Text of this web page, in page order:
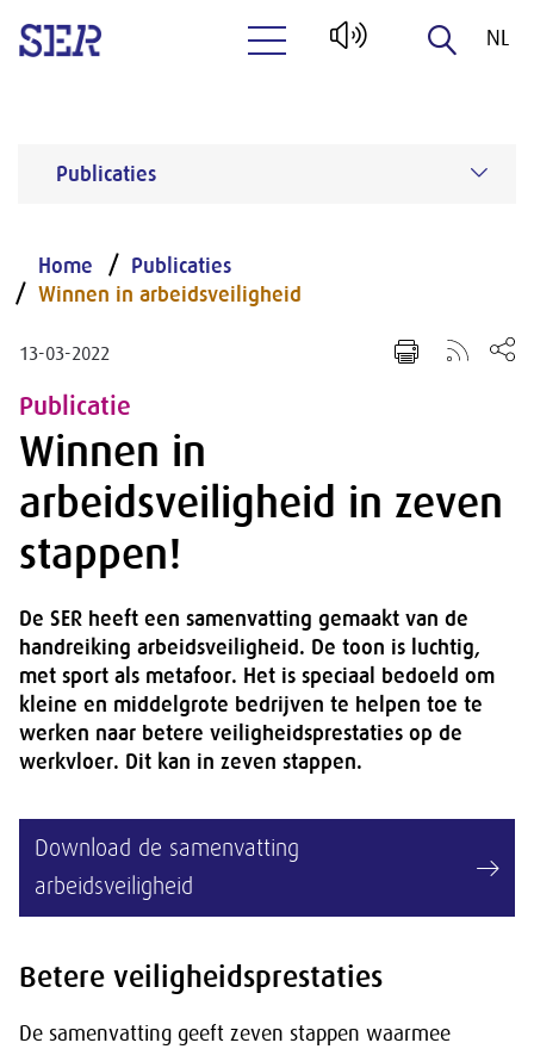
NL
Publicaties
Home
Publicaties
Winnen in arbeidsveiligheid
13-03-2022
Publicatie
Winnen in
arbeidsveiligheid in zeven
stappen!
De SER heeft een samenvatting gemaakt van de
handreiking arbeidsveiligheid. De toon is luchtig,
met sport als metafoor. Het is speciaal bedoeld om
kleine en middelgrote bedrijven te helpen toe te
werken naar betere veiligheidsprestaties op de
werkvloer. Dit kan in zeven stappen.
Download de samenvatting
arbeidsveiligheid
Betere veiligheidsprestaties
De samenvatting geeft zeven stappen waarmee